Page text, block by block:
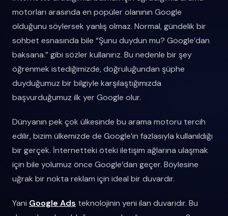
motorları arasında en popüler olanının Google
olduğunu söylersek yanlış olmaz. Normal, gündelik bir
sohbet esnasında bile “Şunu duydun mu? Google’dan
baksana.” gibi sözler kullanırız. Bu nedenle bir şey
öğrenmek istediğimizde, doğruluğundan şüphe
duyduğumuz bir bilgiyle karşılaştığımızda
başvurduğumuz ilk yer Google olur.
Dünyanın pek çok ülkesinde bu arama motoru tercih
edilir, bizim ülkemizde de Google’ın fazlasıyla kullanıldığı
bir gerçek. İnternetteki öteki iletişim ağlarına ulaşmak
için bile yolumuz önce Google’dan geçer. Böylesine
uğrak bir nokta reklam için ideal bir duvardır.
Yani Google Ads teknolojinin yeni ilan duvarıdır. Bu